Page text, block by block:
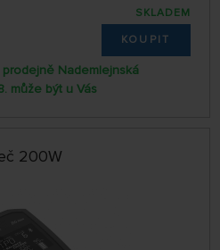
SKLADEM
KOUPIT
prodejně Nademlejnská
může být u Vás
200W